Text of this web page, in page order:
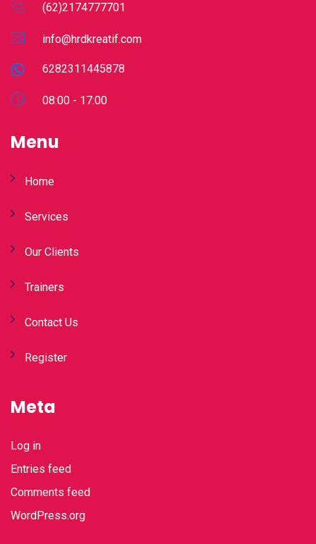
(62)2174777701
info@hrdkreatif.com
6282311445878
08:00 - 17:00
Menu
Home
Services
Our Clients
Trainers
Contact Us
Register
Meta
Log in
Entries feed
Comments feed
WordPress.org